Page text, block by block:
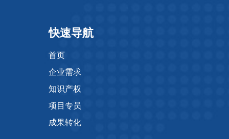
快速导航
首页
企业需求
知识产权
项目专员
成果转化